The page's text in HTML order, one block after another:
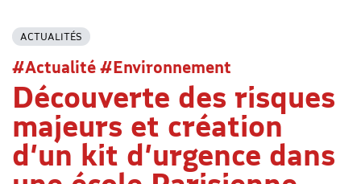
ACTUALITÉS
#Actualité #Environnement
Découverte des risques
majeurs et création
d’un kit d’urgence dans